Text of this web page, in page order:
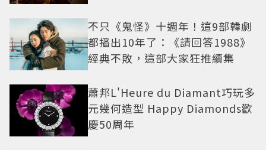
不只《鬼怪》十週年！這9部韓劇
都播出10年了：《請回答1988》
經典不敗，這部大家狂推續集
蕭邦L'Heure du Diamant巧玩多
元幾何造型 Happy Diamonds歡
慶50周年